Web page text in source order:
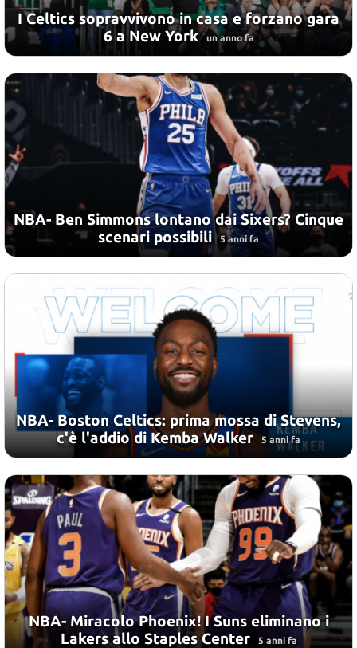
I Celtics sopravvivono in casa e forzano gara
6 a New York un anno fa
NBA- Ben Simmons lontano dai Sixers? Cinque
scenari possibili 5 anni fa
NBA- Boston Celtics: prima mossa di Stevens,
c'è l'addio di Kemba Walker 5 anni fa
NBA- Miracolo Phoenix! I Suns eliminano i
Lakers allo Staples Center
5 anni fa